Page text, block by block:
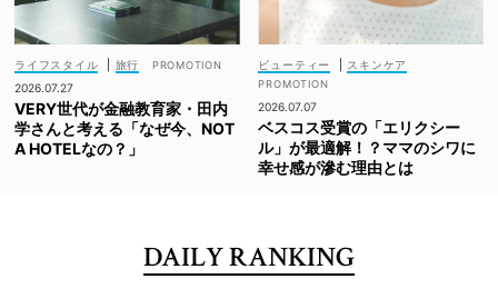
ライフスタイル
旅行
2026.07.27
VERY世代が金融教育家・田内
学さんと考える「なぜ今、NOT
A HOTELなの？」
ビューティー スキンケア
2026.07.07
ベスコス受賞の「エリクシー
ル」が最適解！？ママのシワに
幸せ感が滲む理由とは
DAILY RANKING